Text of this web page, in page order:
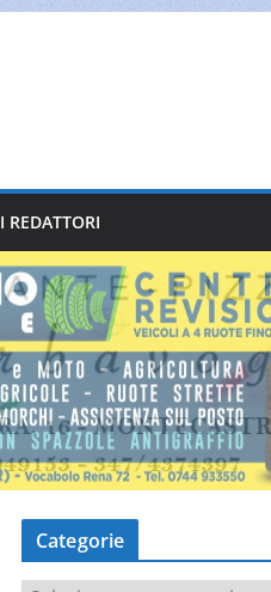
I REDATTORI
Categorie